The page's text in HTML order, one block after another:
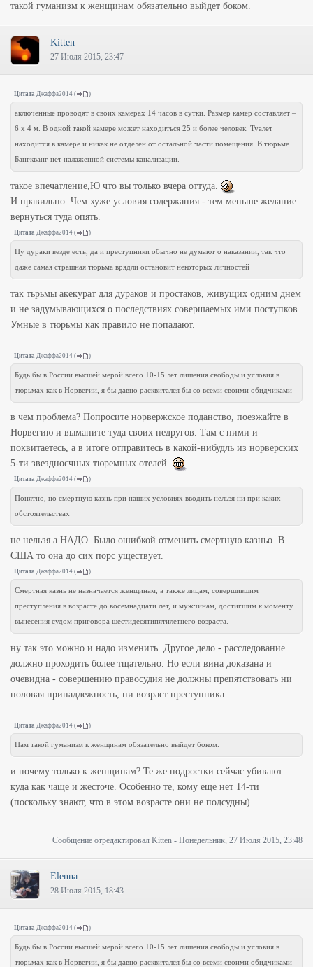
такой гуманизм к женщинам обязательно выйдет боком.
Kitten
27 Июля 2015, 23:47
Цитата Джаффа2014 ( )
аключенные проводят в своих камерах 14 часов в сутки. Размер камер составляет –
6 х 4 м. В одной такой камере может находиться 25 и более человек. Туалет
находится в камере и никак не отделен от остальной части помещения. В тюрьме
Бангкванг нет налаженной системы канализации.
такое впечатление,Ю что вы только вчера оттуда.
И правильно. Чем хуже условия содержания - тем меньше желание
вернуться туда опять.
Цитата Джаффа2014 ( )
Ну дураки везде есть, да и преступники обычно не думают о наказании, так что
даже самая страшная тюрьма врядли остановит некоторых личностей
так тьрьмы акекурат для дураков и простаков, живущих одним днем
и не задумывающихся о последствиях совершаемых ими поступков.
Умные в тюрьмы как правило не попадают.
Цитата Джаффа2014 ( )
Будь бы в России высшей мерой всего 10-15 лет лишения свободы и условия в
тюрьмах как в Норвегии, я бы давно расквитался бы со всеми своими обидчиками
в чем проблема? Попросите норвержское поданство, поезжайте в
Норвегию и выманите туда своих недругов. Там с ними и
поквитаетесь, а в итоге отправитесь в какой-нибудль из норверских
5-ти звездносчных тюремных отелей.
Цитата Джаффа2014 ( )
Понятно, но смертную казнь при наших условиях вводить нельзя ни при каких
обстоятельствах
не нельзя а НАДО. Было ошибкой отменить смертную казньо. В
США то она до сих порс уществует.
Цитата Джаффа2014 ( )
Смертная казнь не назначается женщинам, а также лицам, совершившим
преступления в возрасте до восемнадцати лет, и мужчинам, достигшим к моменту
вынесения судом приговора шестидесятипятилетнего возраста.
ну так это можно и надо изменить. Другое дело - расследование
должно проходить более тщательно. Но если вина доказана и
очевидна - совершению правосудия не должны препятствовать ни
половая принадлежность, ни возраст преступника.
Цитата Джаффа2014 ( )
Нам такой гуманизм к женщинам обязательно выйдет боком.
и почему только к женщинам? Те же подростки сейчас убивают
куда как чаще и жесточе. Особенно те, кому еще нет 14-ти
(поскольку знают, что в этом возрасте они не подсудны).
Сообщение отредактировал Kitten - Понедельник, 27 Июля 2015, 23:48
Elenna
28 Июля 2015, 18:43
Цитата Джаффа2014 ( )
Будь бы в России высшей мерой всего 10-15 лет лишения свободы и условия в
тюрьмах как в Норвегии, я бы давно расквитался бы со всеми своими обидчиками